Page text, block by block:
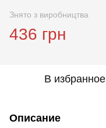
Знято з виробництва
436 грн
В избранное
Описание